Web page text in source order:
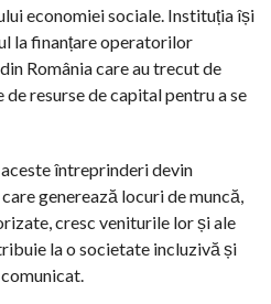
economiei sociale. Instituția își
la finanțare operatorilor
România care au trecut de
resurse de capital pentru a se
întreprinderi devin
generează locuri de muncă,
cresc veniturile lor și ale
la o societate incluzivă și